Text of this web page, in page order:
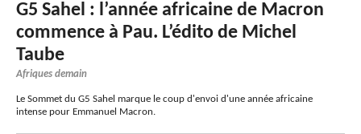
G5 Sahel : l’année africaine de Macron
commence à Pau. L’édito de Michel
Taube
Afriques demain
Le Sommet du G5 Sahel marque le coup d'envoi d'une année africaine
intense pour Emmanuel Macron.